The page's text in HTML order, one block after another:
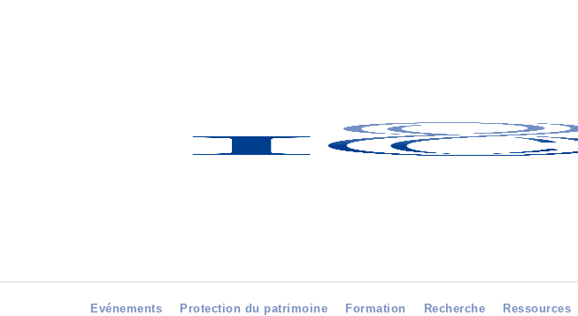
Evénements Protection du patrimoine Formation Recherche Ressources